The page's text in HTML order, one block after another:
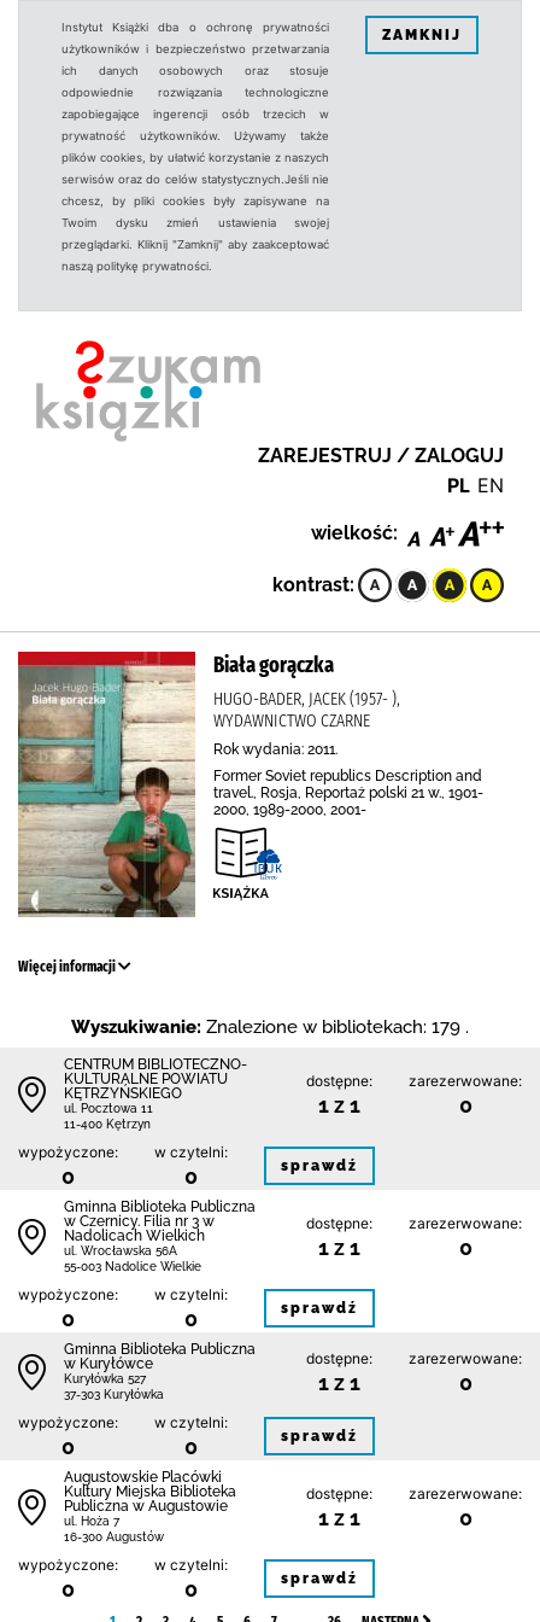
Instytut Książki dba o ochronę prywatności
użytkowników i bezpieczeństwo przetwarzania
ich danych osobowych oraz stosuje
odpowiednie rozwiązania technologiczne
zapobiegające ingerencji osób trzecich w
prywatność użytkowników. Używamy także
plików cookies, by ułatwić korzystanie z naszych
serwisów oraz do celów statystycznych.Jeśli nie
chcesz, by pliki cookies były zapisywane na
Twoim dysku zmień ustawienia swojej
przeglądarki. Kliknij "Zamknij" aby zaakceptować
naszą politykę prywatności.
ZAMKNIJ
ZAREJESTRUJ / ZALOGUJ
PL EN
wielkość:
kontrast:
Biała gorączka
HUGO-BADER, JACEK (1957- ),
WYDAWNICTWO CZARNE
Rok wydania: 2011.
Former Soviet republics Description and
travel., Rosja, Reportaż polski 21 w., 1901-
2000, 1989-2000, 2001-
Więcej informacji
Wyszukiwanie: Znalezione w bibliotekach: 179 .
CENTRUM BIBLIOTECZNO-
KULTURALNE POWIATU
KĘTRZYŃSKIEGO
ul. Pocztowa 11
11-400 Kętrzyn
dostępne:
1 z 1
zarezerwowane:
0
wypożyczone:
0
w czytelni:
0 sprawdź
Gminna Biblioteka Publiczna
w Czernicy. Filia nr 3 w
Nadolicach Wielkich
ul. Wrocławska 56A
55-003 Nadolice Wielkie
dostępne:
1 z 1
zarezerwowane:
0
wypożyczone:
0
w czytelni:
0 sprawdź
Gminna Biblioteka Publiczna
w Kuryłówce
Kuryłówka 527
37-303 Kuryłówka
dostępne:
1 z 1
zarezerwowane:
0
wypożyczone:
0
w czytelni:
0 sprawdź
Augustowskie Placówki
Kultury Miejska Biblioteka
Publiczna w Augustowie
ul. Hoża 7
16-300 Augustów
dostępne:
1 z 1
zarezerwowane:
0
wypożyczone:
0
w czytelni:
0 sprawdź